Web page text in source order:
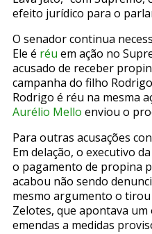
efeito jurídico para o
O senador continua
Ele é réu em ação no
acusado de receber
campanha do filho
Rodrigo é réu na mesma
Aurélio Mello enviou o
Para outras acusações
Em delação, o executivo
o pagamento de propina
acabou não sendo
mesmo argumento o tirou
Zelotes, que apontava um
emendas a medidas